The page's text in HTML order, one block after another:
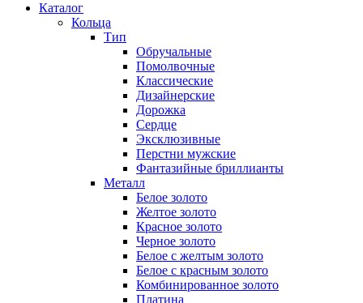
Каталог
Кольца
Тип
Обручальные
Помолвочные
Классические
Дизайнерские
Дорожка
Сердце
Эксклюзивные
Перстни мужские
Фантазийные бриллианты
Металл
Белое золото
Желтое золото
Красное золото
Черное золото
Белое с желтым золото
Белое с красным золото
Комбинированное золото
Платина